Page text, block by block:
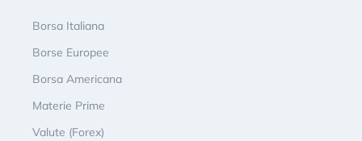
Borsa Italiana
Borse Europee
Borsa Americana
Materie Prime
Valute (Forex)